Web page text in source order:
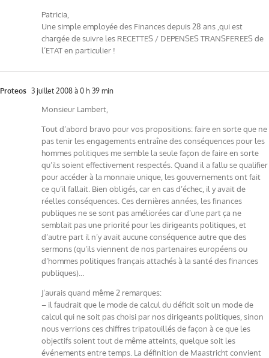
Patricia,
Une simple employée des Finances depuis 28 ans ,qui est
chargée de suivre les RECETTES / DEPENSES TRANSFEREES de
l’ETAT en particulier !
Proteos 3 juillet 2008 à 0 h 39 min
Monsieur Lambert,
Tout d’abord bravo pour vos propositions: faire en sorte que ne
pas tenir les engagements entraîne des conséquences pour les
hommes politiques me semble la seule façon de faire en sorte
qu’ils soient effectivement respectés. Quand il a fallu se qualifier
pour accéder à la monnaie unique, les gouvernements ont fait
ce qu’il fallait. Bien obligés, car en cas d’échec, il y avait de
réelles conséquences. Ces dernières années, les finances
publiques ne se sont pas améliorées car d’une part ça ne
semblait pas une priorité pour les dirigeants politiques, et
d’autre part il n’y avait aucune conséquence autre que des
sermons (qu’ils viennent de nos partenaires européens ou
d’hommes politiques français attachés à la santé des finances
publiques)…
J’aurais quand même 2 remarques:
– il faudrait que le mode de calcul du déficit soit un mode de
calcul qui ne soit pas choisi par nos dirigeants politiques, sinon
nous verrions ces chiffres tripatouillés de façon à ce que les
objectifs soient tout de même atteints, quelque soit les
événements entre temps. La définition de Maastricht convient